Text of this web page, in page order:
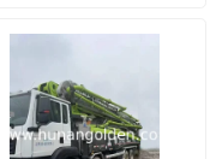
معلومات عنا